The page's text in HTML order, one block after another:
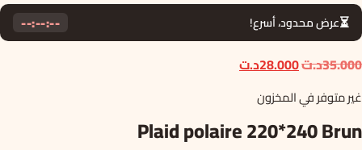
⏳عرض محدود، أسرع!
--:--:--
35.000د.تالسعر
هو:
35.000د.ت.
28.000د.تالسعر
28.000د.ت.
غير متوفر في المخزون
Plaid polaire 220*240 Brun